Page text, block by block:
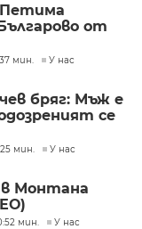
от
мин. У нас
бряг: Мъж е
се
мин. У нас
Монтана
мин. У нас